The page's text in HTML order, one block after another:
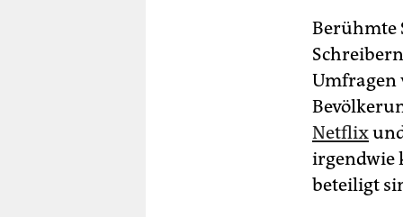
Berühmte
Umfragen
Netflix
irgendwie
beteiligt